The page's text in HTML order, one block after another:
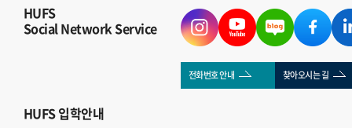
HUFS
Social Network Service
전화번호 안내 찾아오시는 길
HUFS입학안내